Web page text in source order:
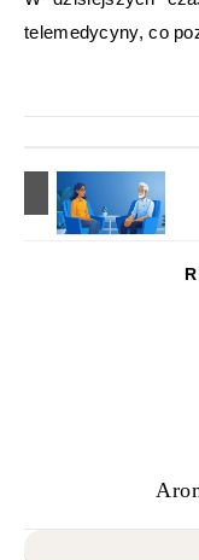
telemedycyny, co